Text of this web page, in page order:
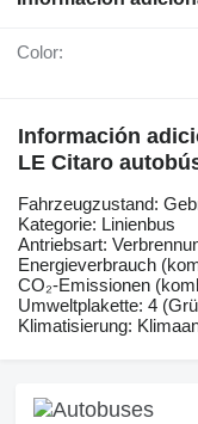
Color:
Información
LE Citaro
Fahrzeugzustand:
Kategorie: Linienbus
Antriebsart:
Energieverbrauch
CO₂-Emissionen
Umweltplakette: 4
Klimatisierung: